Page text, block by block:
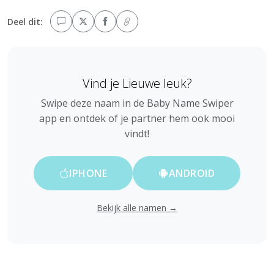
Deel dit:
Vind je Lieuwe leuk?
Swipe deze naam in de Baby Name Swiper
app en ontdek of je partner hem ook mooi
vindt!
IPHONE ANDROID
Bekijk alle namen →